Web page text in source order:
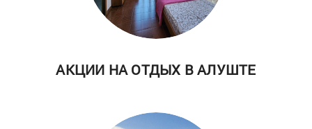
АКЦИИ НА ОТДЫХ В АЛУШТЕ